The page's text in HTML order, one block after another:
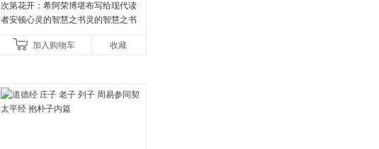
次第花开：希阿荣博堪布写给现代读
者安顿心灵的智慧之书灵的智慧之书
加入购物车 收藏